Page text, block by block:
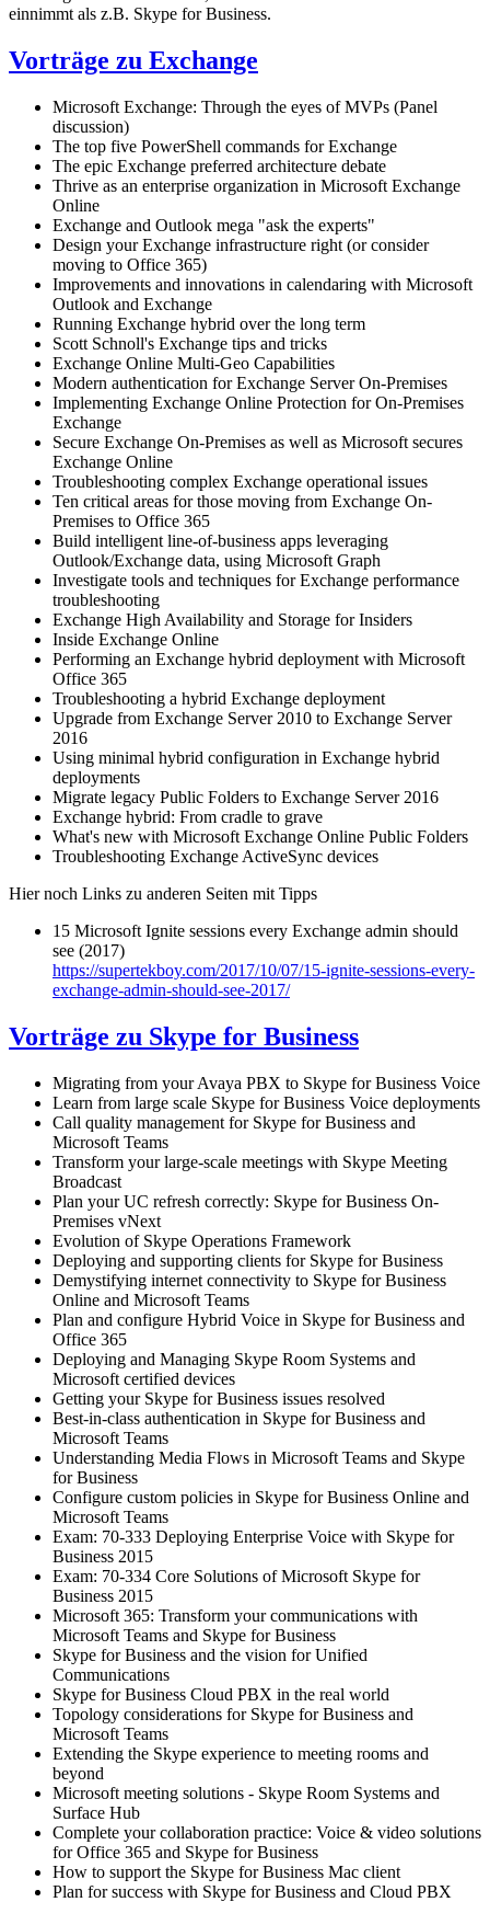
einnimmt als z.B. Skype for Business.
Vorträge zu Exchange
Microsoft Exchange: Through the eyes of MVPs (Panel
discussion)
The top five PowerShell commands for Exchange
The epic Exchange preferred architecture debate
Thrive as an enterprise organization in Microsoft Exchange
Online
Exchange and Outlook mega "ask the experts"
Design your Exchange infrastructure right (or consider
moving to Office 365)
Improvements and innovations in calendaring with Microsoft
Outlook and Exchange
Running Exchange hybrid over the long term
Scott Schnoll's Exchange tips and tricks
Exchange Online Multi-Geo Capabilities
Modern authentication for Exchange Server On-Premises
Implementing Exchange Online Protection for On-Premises
Exchange
Secure Exchange On-Premises as well as Microsoft secures
Exchange Online
Troubleshooting complex Exchange operational issues
Ten critical areas for those moving from Exchange On-
Premises to Office 365
Build intelligent line-of-business apps leveraging
Outlook/Exchange data, using Microsoft Graph
Investigate tools and techniques for Exchange performance
troubleshooting
Exchange High Availability and Storage for Insiders
Inside Exchange Online
Performing an Exchange hybrid deployment with Microsoft
Office 365
Troubleshooting a hybrid Exchange deployment
Upgrade from Exchange Server 2010 to Exchange Server
2016
Using minimal hybrid configuration in Exchange hybrid
deployments
Migrate legacy Public Folders to Exchange Server 2016
Exchange hybrid: From cradle to grave
What's new with Microsoft Exchange Online Public Folders
Troubleshooting Exchange ActiveSync devices
Hier noch Links zu anderen Seiten mit Tipps
15 Microsoft Ignite sessions every Exchange admin should
see (2017)
https://supertekboy.com/2017/10/07/15-ignite-sessions-every-
exchange-admin-should-see-2017/
Vorträge zu Skype for Business
Migrating from your Avaya PBX to Skype for Business Voice
Learn from large scale Skype for Business Voice deployments
Call quality management for Skype for Business and
Microsoft Teams
Transform your large-scale meetings with Skype Meeting
Broadcast
Plan your UC refresh correctly: Skype for Business On-
Premises vNext
Evolution of Skype Operations Framework
Deploying and supporting clients for Skype for Business
Demystifying internet connectivity to Skype for Business
Online and Microsoft Teams
Plan and configure Hybrid Voice in Skype for Business and
Office 365
Deploying and Managing Skype Room Systems and
Microsoft certified devices
Getting your Skype for Business issues resolved
Best-in-class authentication in Skype for Business and
Microsoft Teams
Understanding Media Flows in Microsoft Teams and Skype
for Business
Configure custom policies in Skype for Business Online and
Microsoft Teams
Exam: 70-333 Deploying Enterprise Voice with Skype for
Business 2015
Exam: 70-334 Core Solutions of Microsoft Skype for
Business 2015
Microsoft 365: Transform your communications with
Microsoft Teams and Skype for Business
Skype for Business and the vision for Unified
Communications
Skype for Business Cloud PBX in the real world
Topology considerations for Skype for Business and
Microsoft Teams
Extending the Skype experience to meeting rooms and
beyond
Microsoft meeting solutions - Skype Room Systems and
Surface Hub
Complete your collaboration practice: Voice & video solutions
for Office 365 and Skype for Business
How to support the Skype for Business Mac client
Plan for success with Skype for Business and Cloud PBX